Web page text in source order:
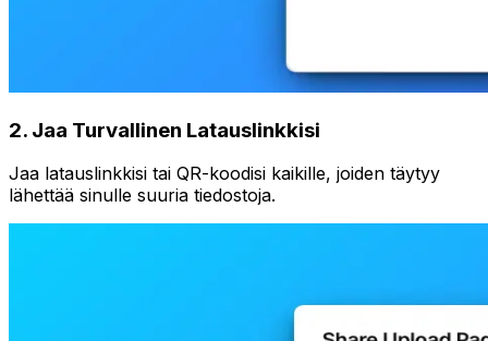
2. Jaa Turvallinen Latauslinkkisi
Jaa latauslinkkisi tai QR-koodisi kaikille, joiden täytyy
lähettää sinulle suuria tiedostoja.